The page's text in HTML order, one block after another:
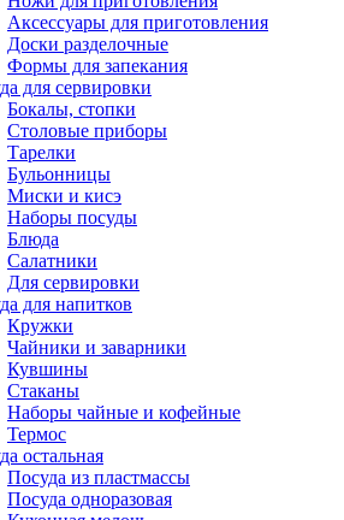
Аксессуары для приготовления
Доски разделочные
Формы для запекания
для сервировки
Бокалы, стопки
Столовые приборы
Тарелки
Бульонницы
Миски и кисэ
Наборы посуды
Блюда
Салатники
Для сервировки
для напитков
Кружки
Чайники и заварники
Кувшины
Стаканы
Наборы чайные и кофейные
Термос
остальная
Посуда из пластмассы
Посуда одноразовая